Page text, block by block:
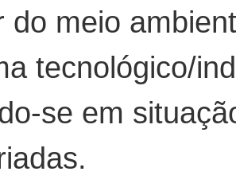
do meio
tecnológico/
se em